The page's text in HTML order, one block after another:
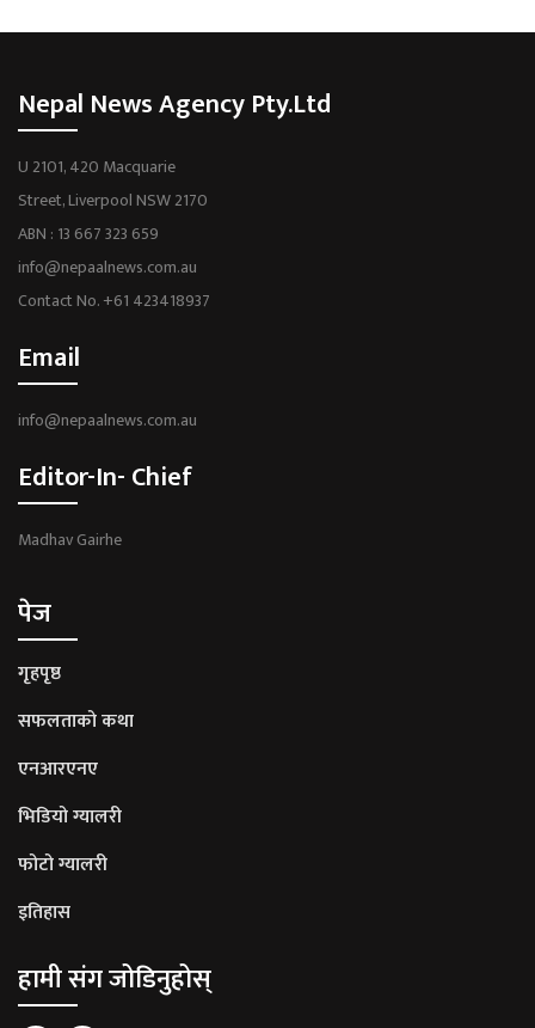
Nepal News Agency Pty.Ltd
U 2101, 420 Macquarie
Street, Liverpool NSW 2170
ABN : 13 667 323 659
info@nepaalnews.com.au
Contact No. +61 423418937
Email
info@nepaalnews.com.au
Editor-In- Chief
Madhav Gairhe
पेज
गृहपृष्ठ
सफलताको कथा
एनआरएनए
भिडियो ग्यालरी
फोटो ग्यालरी
इतिहास
हामी संग जोडिनुहोस्